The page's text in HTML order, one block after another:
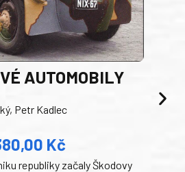
AUTOMOBILY
Petr Kadlec
Kč
republiky začaly Škodovy